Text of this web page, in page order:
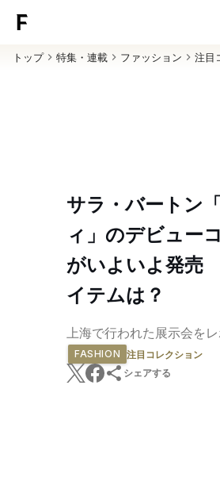
トップ 特集・連載 ファッション 注目
サラ・バートン
ィ」のデビュー
がいよいよ発売
イテムは？
上海で行われた展示会をレ
FASHION
注目コレクション
シェアする